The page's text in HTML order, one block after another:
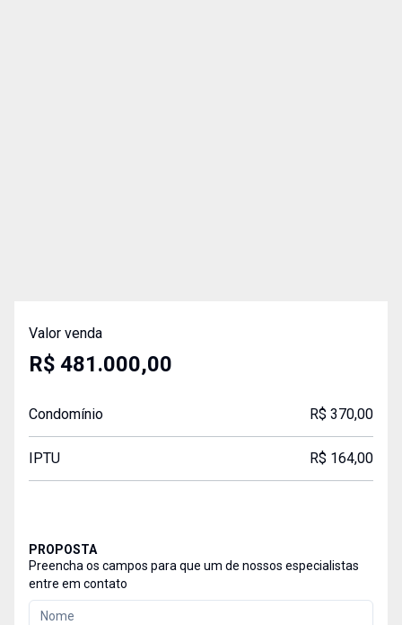
Valor venda
R$ 481.000,00
Condomínio R$ 370,00
IPTU R$ 164,00
PROPOSTA
Preencha os campos para que um de nossos especialistas
entre em contato